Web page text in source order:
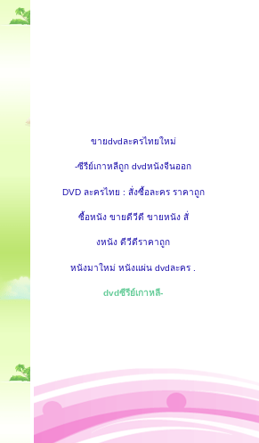
ขายdvdละครไทยใหม่
-ซีรีย์เกาหลีถูก dvdหนังจีนออก
DVD ละครไทย : สั่งซื้อละคร ราคาถูก
ซื้อหนัง ขายดีวีดี ขายหนัง สั่
งหนัง ดีวีดีราคาถูก
หนังมาใหม่ หนังแผ่น dvdละคร .
dvdซีรีย์เกาหลี-